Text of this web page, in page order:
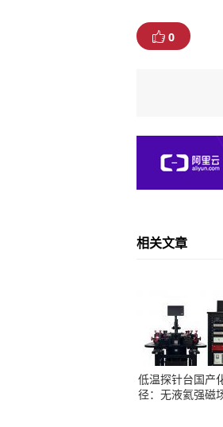
0
相关文章
低温探针台国产
径：无液氦强磁